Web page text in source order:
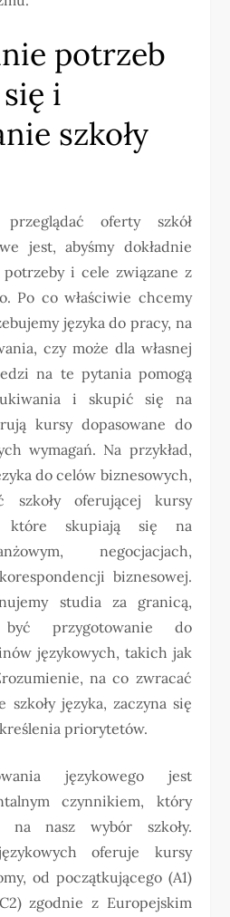
potrzeb
i
szkoły
oferty szkół
jest, abyśmy dokładnie
potrzeby i cele związane z
Po co właściwie chcemy
języka do pracy, na
czy może dla własnej
na te pytania pomogą
i skupić się na
kursy dopasowane do
wymagań. Na przykład,
do celów biznesowych,
szkoły oferującej kursy
które skupiają się na
negocjacjach,
biznesowej.
studia za granicą,
przygotowanie do
językowych, takich jak
na co zwracać
szkoły języka, zaczyna się
priorytetów.
językowego jest
czynnikiem, który
na nasz wybór szkoły.
oferuje kursy
od początkującego (A1)
zgodnie z Europejskim